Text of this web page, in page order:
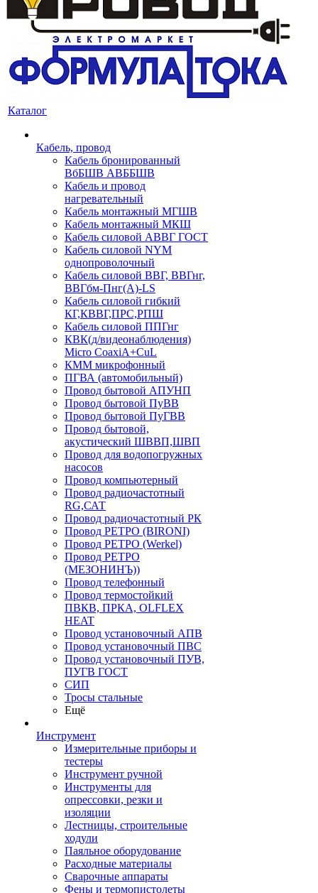
Каталог
Кабель, провод
Кабель бронированный
ВбБШВ АВББШВ
Кабель и провод
нагревательный
Кабель монтажный МГШВ
Кабель монтажный МКШ
Кабель силовой АВВГ ГОСТ
Кабель силовой NYM
однопроволочный
Кабель силовой ВВГ, ВВГнг,
ВВГбм-Пнг(А)-LS
Кабель силовой гибкий
КГ,КВВГ,ПРС,РПШ
Кабель силовой ППГнг
КВК(д/видеонаблюдения)
Micro CoaxiA+CuL
КММ микрофонный
ПГВА (автомобильный)
Провод бытовой АПУНП
Провод бытовой ПуВВ
Провод бытовой ПуГВВ
Провод бытовой,
акустический ШВВП,ШВП
Провод для водопогружных
насосов
Провод компьютерный
Провод радиочастотный
RG,САТ
Провод радиочастотный РК
Провод РЕТРО (BIRONI)
Провод РЕТРО (Werkel)
Провод РЕТРО
(МЕЗОНИНЪ))
Провод телефонный
Провод термостойкий
ПВКВ, ПРКА, OLFLEX
HEAT
Провод установочный АПВ
Провод установочный ПВС
Провод установочный ПУВ,
ПУГВ ГОСТ
СИП
Тросы стальные
Ещё
Инструмент
Измерительные приборы и
тестеры
Инструмент ручной
Инструменты для
опрессовки, резки и
изоляции
Лестницы, строительные
ходули
Паяльное оборудование
Расходные материалы
Сварочные аппараты
Фены и термопистолеты